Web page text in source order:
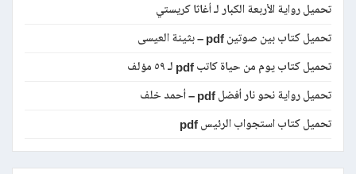
تحميل رواية الأربعة الكبار لـ أغاثا كريستي
تحميل كتاب بين صوتين pdf – بثينة العيسى
تحميل كتاب يوم من حياة كاتب pdf لـ ٥٩ مؤلف
تحميل رواية نحو نار أفضل pdf – أحمد خلف
تحميل كتاب استجواب الرئيس pdf